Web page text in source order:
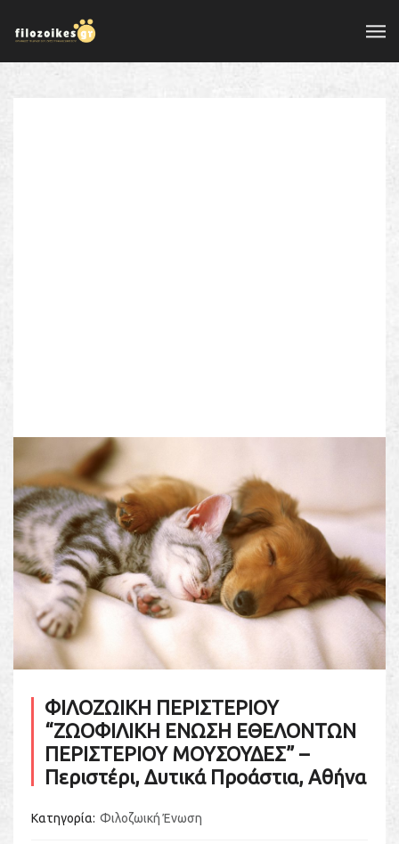
ΦΙΛΟΖΩΙΚΗ ΠΕΡΙΣΤΕΡΙΟΥ
“ΖΩΟΦΙΛΙΚΗ ΕΝΩΣΗ ΕΘΕΛΟΝΤΩΝ
ΠΕΡΙΣΤΕΡΙΟΥ ΜΟΥΣΟΥΔΕΣ” –
Περιστέρι, Δυτικά Προάστια, Αθήνα
Κατηγορία Φιλοζωική Ένωση